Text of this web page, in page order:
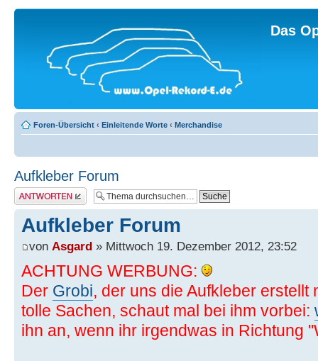
Das
Foren-Übersicht ‹ Einleitende Worte ‹ Merchandise
Aufkleber Forum
Antwort erstellen
Aufkleber Forum
von Asgard » Mittwoch 19. Dezember 2012, 23:52
ACHTUNG WERBUNG:
Der Grobi, der uns die Aufkleber erstellt
tolle Sachen, schaut mal bei ihm vorbei:
ihn an, wenn ihr irgendwas in Richtung